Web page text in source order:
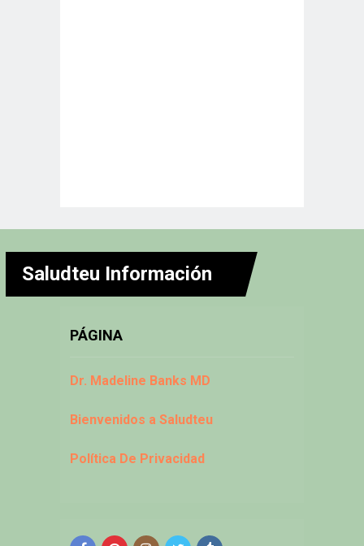
Saludteu Información
PÁGINA
Dr. Madeline Banks MD
Bienvenidos a Saludteu
Política De Privacidad